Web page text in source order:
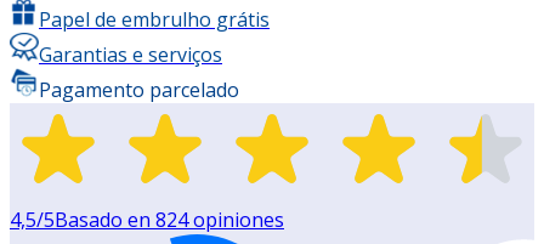
Papel de embrulho grátis
Garantias e serviços
Pagamento parcelado
4,5/5Basado en 824opiniones